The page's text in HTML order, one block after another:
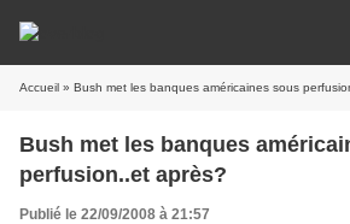
Accueil » Bush met les banques américaines sous
Bush met les banques
perfusion..et après?
Publié le 22/09/2008 à 21:57